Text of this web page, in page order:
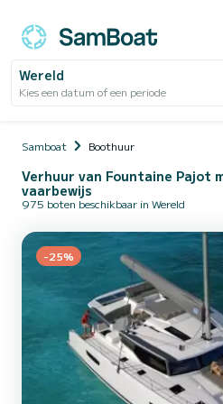
Wereld
Kies een datum of een periode
Samboat Boothuur
Verhuur van Fountaine Pajot
vaarbewijs
975 boten beschikbaar in Wereld
-25%